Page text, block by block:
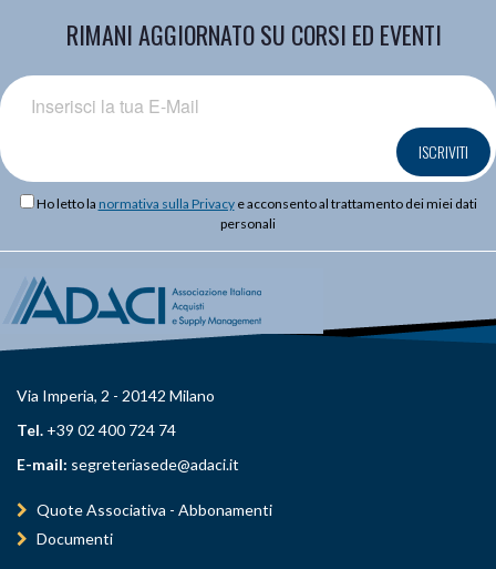
RIMANI AGGIORNATO SU CORSI ED EVENTI
ISCRIVITI
Ho letto la normativa sulla Privacye acconsento al trattamento dei miei dati
personali
Via Imperia, 2 - 20142 Milano
Tel. +39 02 400 724 74
E-mail: segreteriasede@adaci.it
Quote Associativa - Abbonamenti
Documenti